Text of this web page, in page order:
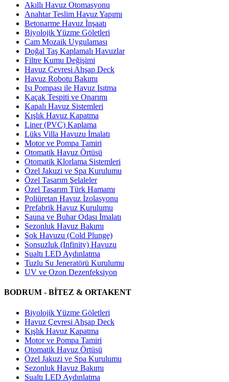
Akıllı Havuz Otomasyonu
Anahtar Teslim Havuz Yapımı
Betonarme Havuz İnşaatı
Biyolojik Yüzme Göletleri
Cam Mozaik Uygulaması
Doğal Taş Kaplamalı Havuzlar
Filtre Kumu Değişimi
Havuz Çevresi Ahşap Deck
Havuz Robotu Bakımı
Isı Pompası ile Havuz Isıtma
Kaçak Tespiti ve Onarımı
Kapalı Havuz Sistemleri
Kışlık Havuz Kapatma
Liner (PVC) Kaplama
Lüks Villa Havuzu İmalatı
Motor ve Pompa Tamiri
Otomatik Havuz Örtüsü
Otomatik Klorlama Sistemleri
Özel Jakuzi ve Spa Kurulumu
Özel Tasarım Şelaleler
Özel Tasarım Türk Hamamı
Poliüretan Havuz İzolasyonu
Prefabrik Havuz Kurulumu
Sauna ve Buhar Odası İmalatı
Sezonluk Havuz Bakımı
Şok Havuzu (Cold Plunge)
Sonsuzluk (Infinity) Havuzu
Sualtı LED Aydınlatma
Tuzlu Su Jeneratörü Kurulumu
UV ve Ozon Dezenfeksiyon
BODRUM - BİTEZ & ORTAKENT
Biyolojik Yüzme Göletleri
Havuz Çevresi Ahşap Deck
Kışlık Havuz Kapatma
Motor ve Pompa Tamiri
Otomatik Havuz Örtüsü
Özel Jakuzi ve Spa Kurulumu
Sezonluk Havuz Bakımı
Sualtı LED Aydınlatma